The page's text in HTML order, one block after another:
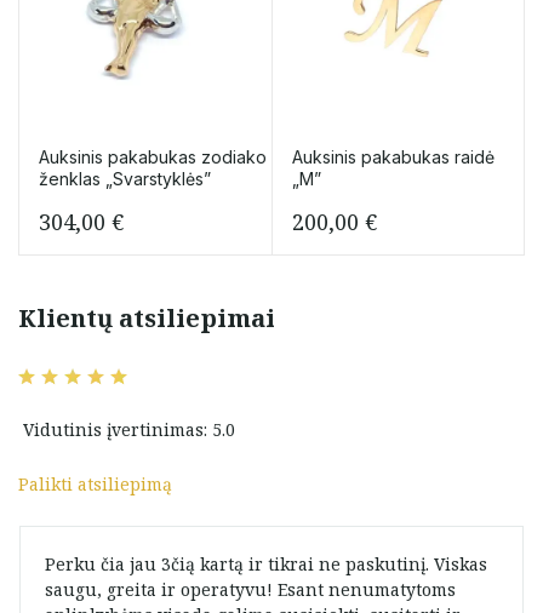
Auksinis pakabukas zodiako
ženklas „Svarstyklės”
304,00 €
Auksinis pakabukas raidė
„M”
200,00 €
Klientų atsiliepimai
Vidutinis įvertinimas: 5.0
Palikti atsiliepimą
Perku čia jau 3čią kartą ir tikrai ne paskutinį. Viskas
saugu, greita ir operatyvu! Esant nenumatytoms